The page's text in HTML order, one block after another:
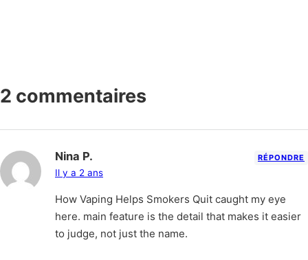
2 commentaires
Nina P.
Il y a 2 ans
RÉPONDRE
How Vaping Helps Smokers Quit caught my eye
here. main feature is the detail that makes it easier
to judge, not just the name.